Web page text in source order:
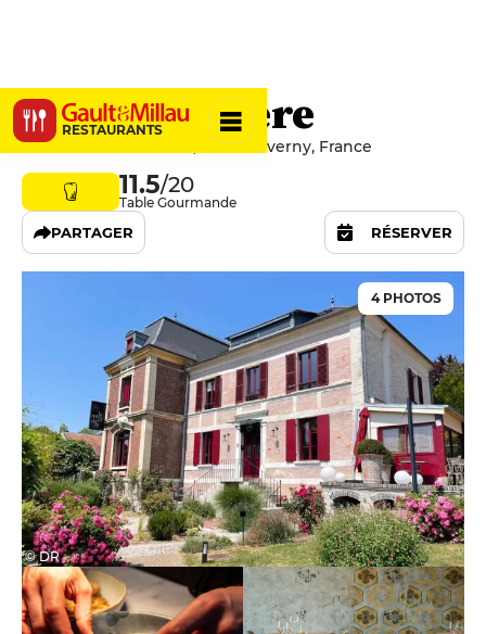
RESTAURANTS
La Musardière
123 Rue Claude Monet, 27620 Giverny, France
11.5/20
Table Gourmande
PARTAGER RÉSERVER
© DR
4 PHOTOS